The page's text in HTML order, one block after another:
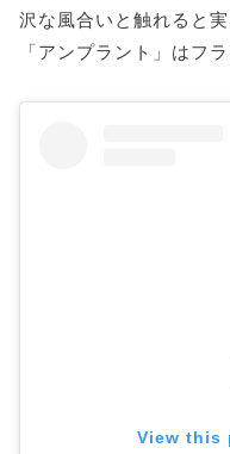
沢な風合いと触れると
「アンプラント」はフ
View this